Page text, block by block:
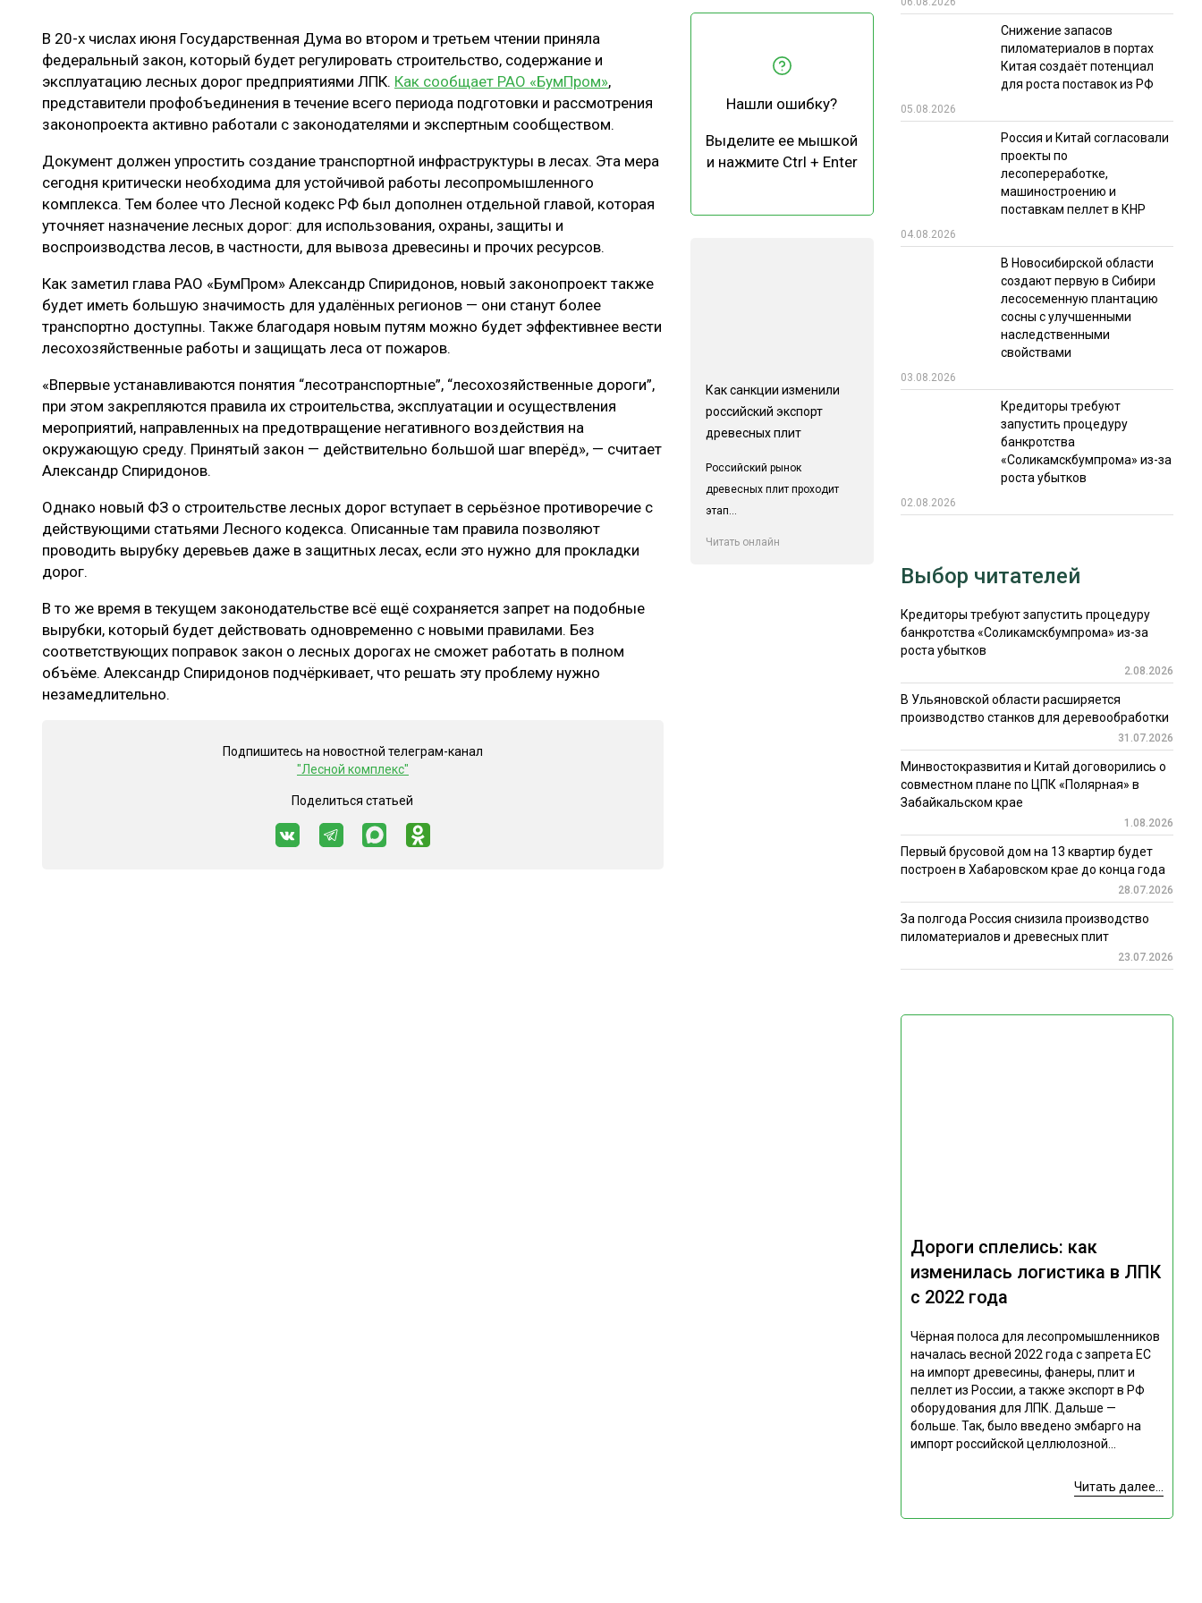
ЛОГИСТИКА
ЦБП
МЕБЕЛЬНОЕ ПРОИЗВОДСТВО ТЕХНОЛОГИИ
ЭКСПЕРТНОЕ МНЕНИЕ
КАЛЕНДАРЬ ВЫСТАВОК ИТОГИ МЕРОПРИЯТИЙ
В 20-х числах июня Государственная Дума во втором и третьем чтении приняла
федеральный закон, который будет регулировать строительство, содержание и
эксплуатацию лесных дорог предприятиями ЛПК. Как сообщает РАО «БумПром»,
представители профобъединения в течение всего периода подготовки и рассмотрения
законопроекта активно работали с законодателями и экспертным сообществом.
Документ должен упростить создание транспортной инфраструктуры в лесах. Эта мера
сегодня критически необходима для устойчивой работы лесопромышленного
комплекса. Тем более что Лесной кодекс РФ был дополнен отдельной главой, которая
уточняет назначение лесных дорог: для использования, охраны, защиты и
воспроизводства лесов, в частности, для вывоза древесины и прочих ресурсов.
Как заметил глава РАО «БумПром» Александр Спиридонов, новый законопроект также
будет иметь большую значимость для удалённых регионов — они станут более
транспортно доступны. Также благодаря новым путям можно будет эффективнее вести
лесохозяйственные работы и защищать леса от пожаров.
«Впервые устанавливаются понятия “лесотранспортные”, “лесохозяйственные дороги”,
при этом закрепляются правила их строительства, эксплуатации и осуществления
мероприятий, направленных на предотвращение негативного воздействия на
окружающую среду. Принятый закон — действительно большой шаг вперёд», — считает
Александр Спиридонов.
Однако новый ФЗ о строительстве лесных дорог вступает в серьёзное противоречие с
действующими статьями Лесного кодекса. Описанные там правила позволяют
проводить вырубку деревьев даже в защитных лесах, если это нужно для прокладки
дорог.
В то же время в текущем законодательстве всё ещё сохраняется запрет на подобные
вырубки, который будет действовать одновременно с новыми правилами. Без
соответствующих поправок закон о лесных дорогах не сможет работать в полном
объёме. Александр Спиридонов подчёркивает, что решать эту проблему нужно
незамедлительно.
Подпишитесь на новостной телеграм-канал
"Лесной комплекс"
Поделиться статьей
Нашли ошибку?
Выделите ее мышкой
и нажмите Ctrl + Enter
Как санкции изменили
российский экспорт
древесных плит
Российский рынок
древесных плит проходит
этап...
Читать онлайн
Снижение запасов
пиломатериалов в портах
Китая создаёт потенциал
для роста поставок из РФ
05.08.2026
Россия и Китай согласовали
проекты по
лесопереработке,
машиностроению и
поставкам пеллет в КНР
04.08.2026
В Новосибирской области
создают первую в Сибири
лесосеменную плантацию
сосны с улучшенными
наследственными
свойствами
03.08.2026
Кредиторы требуют
запустить процедуру
банкротства
«Соликамскбумпрома» из-за
роста убытков
02.08.2026
Дороги сплелись: как
изменилась логистика в ЛПК
с 2022 года
Чёрная полоса для лесопромышленников
началась весной 2022 года с запрета ЕС
на импорт древесины, фанеры, плит и
пеллет из России, а также экспорт в РФ
оборудования для ЛПК. Дальше —
больше. Так, было введено эмбарго на
импорт российской целлюлозной...
Читать далее...
Выбор читателей
Кредиторы требуют запустить процедуру
банкротства «Соликамскбумпрома» из-за
роста убытков
2.08.2026
В Ульяновской области расширяется
производство станков для деревообработки
31.07.2026
Минвостокразвития и Китай договорились о
совместном плане по ЦПК «Полярная» в
Забайкальском крае
1.08.2026
Первый брусовой дом на 13 квартир будет
построен в Хабаровском крае до конца года
28.07.2026
За полгода Россия снизила производство
пиломатериалов и древесных плит
23.07.2026